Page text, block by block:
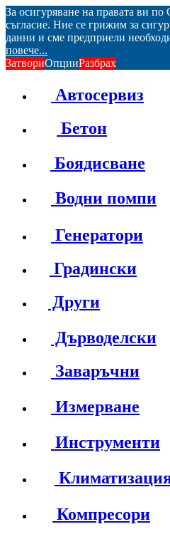
За осигуряване на правата ви
съгласие. Ние се грижим за
данни и сме предприели
повече...
ЗатвориОпцииРазбрах
Автосервиз
Бетон
Боядисване
Водни помпи
Генератори
Градински
Други
Дърводелски
Заваръчни
Измерване
Инструменти
Компресори